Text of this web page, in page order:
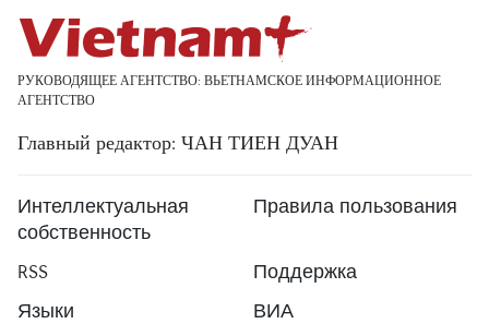
РУКОВОДЯЩЕЕ АГЕНТСТВО: ВЬЕТНАМСКОЕ ИНФОРМАЦИОННОЕ
АГЕНТСТВО
Главный редактор: ЧАН ТИЕН ДУАН
Интеллектуальная
собственность
Правила пользования
RSS
Поддержка
Языки
ВИА